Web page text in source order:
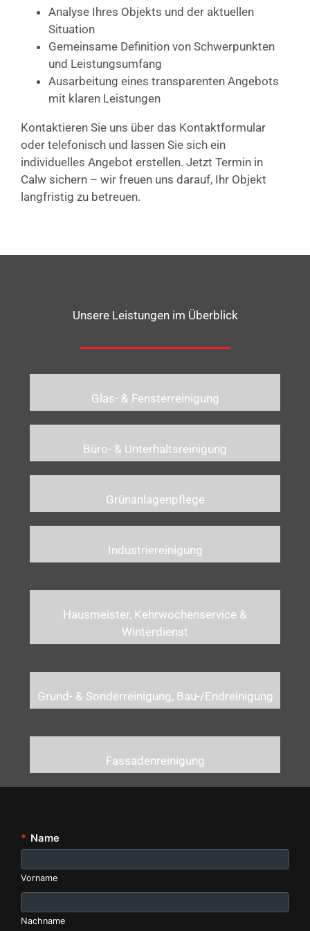
Analyse Ihres Objekts und der aktuellen
Situation
Gemeinsame Definition von Schwerpunkten
und Leistungsumfang
Ausarbeitung eines transparenten Angebots
mit klaren Leistungen
Kontaktieren Sie uns über das Kontaktformular
oder telefonisch und lassen Sie sich ein
individuelles Angebot erstellen. Jetzt Termin in
Calw sichern – wir freuen uns darauf, Ihr Objekt
langfristig zu betreuen.
Unsere Leistungen im Überblick
Glas- & Fensterreinigung
Büro- & Unterhaltsreinigung
Grünanlagenpflege
Industriereinigung
Hausmeister, Kehrwochenservice &
Winterdienst
Grund- & Sonderreinigung, Bau-/Endreinigung
Fassadenreinigung
* Name
Vorname
Nachname